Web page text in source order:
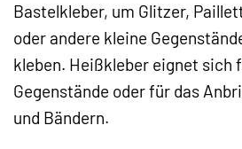
Bastelkleber, um Glitzer,
oder andere kleine
kleben. Heißkleber eignet sich
Gegenstände oder für das
und Bändern.